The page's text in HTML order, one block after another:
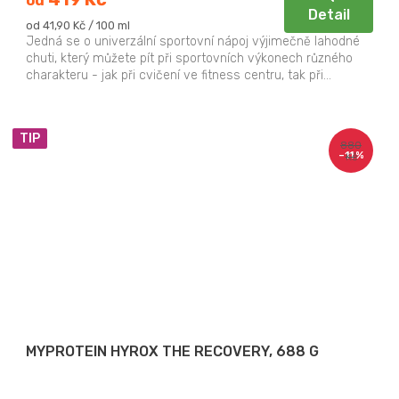
Měrná
cena:
od 41,90 Kč / 100 ml
Detail
Jedná se o univerzální sportovní nápoj výjimečně lahodné
chuti, který můžete pít při sportovních výkonech různého
charakteru - jak při cvičení ve fitness centru, tak při...
TIP
880
Kč
–11 %
MYPROTEIN HYROX THE RECOVERY, 688 G